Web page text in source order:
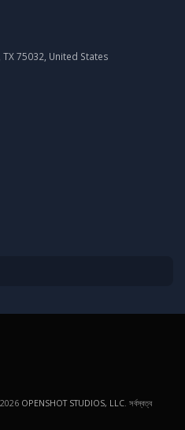
75032, United States
2026 OPENSHOT STUDIOS, LLC. সর্বস্বত্ব